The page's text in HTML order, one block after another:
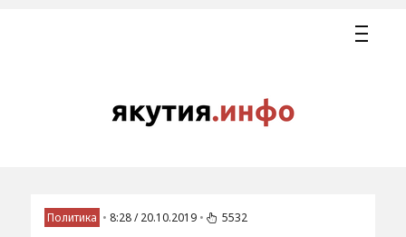
Политика • 8:28 / 20.10.2019 • 5532